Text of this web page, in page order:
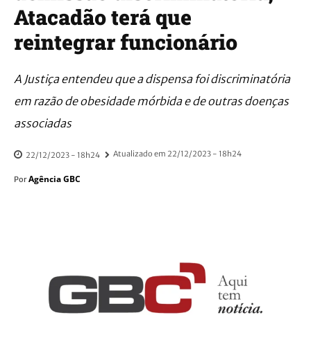
Atacadão terá que
reintegrar funcionário
A Justiça entendeu que a dispensa foi discriminatória
em razão de obesidade mórbida e de outras doenças
associadas
22/12/2023 - 18h24 Atualizado em 22/12/2023 - 18h24
Por Agência GBC